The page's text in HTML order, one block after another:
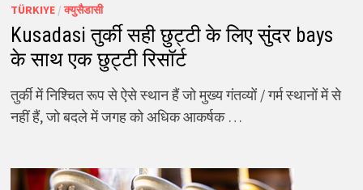
TÜRKIYE/क्युसैडासी
Kusadasi तुर्की सही छुट्टी के लिए सुंदर bays
के साथ एक छुट्टी रिसॉर्ट
तुर्की में निश्चित रूप से ऐसे स्थान हैं जो मुख्य गंतव्यों / गर्म स्थानों में से
नहीं हैं, जो बदले में जगह को अधिक आकर्षक …